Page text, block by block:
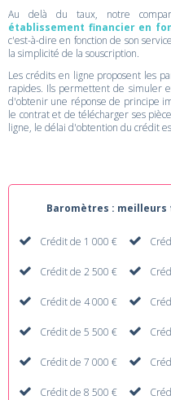
Au delà du taux, notre
établissement financier en
c'est-à-dire en fonction de son
la simplicité de la souscription.
Les crédits en ligne proposent les
rapides. Ils permettent de simuler
d'obtenir une réponse de principe
le contrat et de télécharger ses
ligne, le délai d'obtention du crédit
Baromètres :
Crédit de 1 000 €
Crédit de 2 500 €
Crédit de 4 000 €
Crédit de 5 500 €
Crédit de 7 000 €
Crédit de 8 500 €